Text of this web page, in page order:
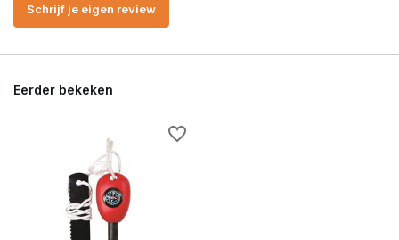
Schrijf je eigen review
Eerder bekeken